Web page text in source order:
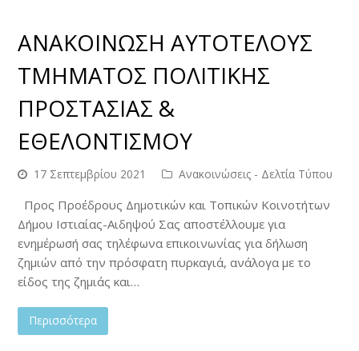
ΑΝΑΚΟΙΝΩΣΗ ΑΥΤΟΤΕΛΟΥΣ
ΤΜΗΜΑΤΟΣ ΠΟΛΙΤΙΚΗΣ
ΠΡΟΣΤΑΣΙΑΣ &
ΕΘΕΛΟΝΤΙΣΜΟΥ
17 Σεπτεμβρίου 2021 Ανακοινώσεις - Δελτία Τύπου
Προς Προέδρους Δημοτικών και Τοπικών Κοινοτήτων
Δήμου Ιστιαίας-Αιδηψού Σας αποστέλλουμε για
ενημέρωσή σας τηλέφωνα επικοινωνίας για δήλωση
ζημιών από την πρόσφατη πυρκαγιά, ανάλογα με το
είδος της ζημιάς και…
Περισσότερα